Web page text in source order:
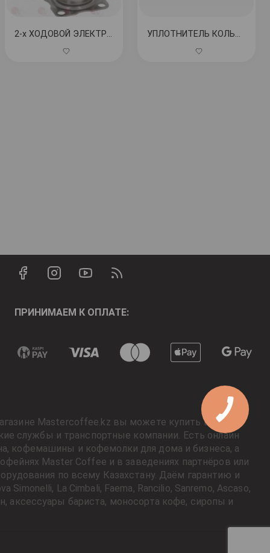
2-х ХОДОВОЙ ЭЛЕКТРОМАГНИТНЫЙ КЛАПАН PARKER 220/240В 9Вт КОД: 1120701 УПЛОТНИТЕЛЬ КОЛЬЦО ORM 0102-25 PTFE КОД: 1786260
ПРИНИМАЕМ К ОПЛАТЕ:
Mastercoffee.kz вы можете купить вкусный
службы и транспортные компании. Есть онлайн
кофемашины и кофемолки для дома и бизнеса, а
Master Coffee и в заведениях партнёров или
по всему Казахстану. Даём гарантию и
La Cimbali, Faema, Rancilio, Sanremo, Ascaso,
аксессуары бариста, моносорта кофе, сиропы и